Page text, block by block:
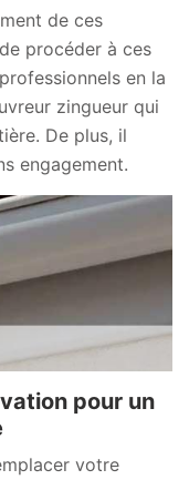
de ces
procéder à ces
en la
zingueur qui
De plus, il
engagement.
pour un
votre